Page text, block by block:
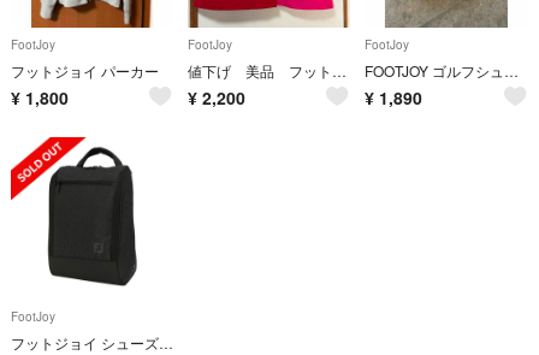
FootJoy
フットジョイ パーカー
¥ 1,800
FootJoy
値下げ 美品 フットジョイ ポロシャツ
¥ 2,200
FootJoy
FOOTJOY ゴルフシューズ レディース ダイヤル 25cm
¥ 1,890
FootJoy
フットジョイ シューズケース FJヘザーデラックスシューズバッグ チャコール